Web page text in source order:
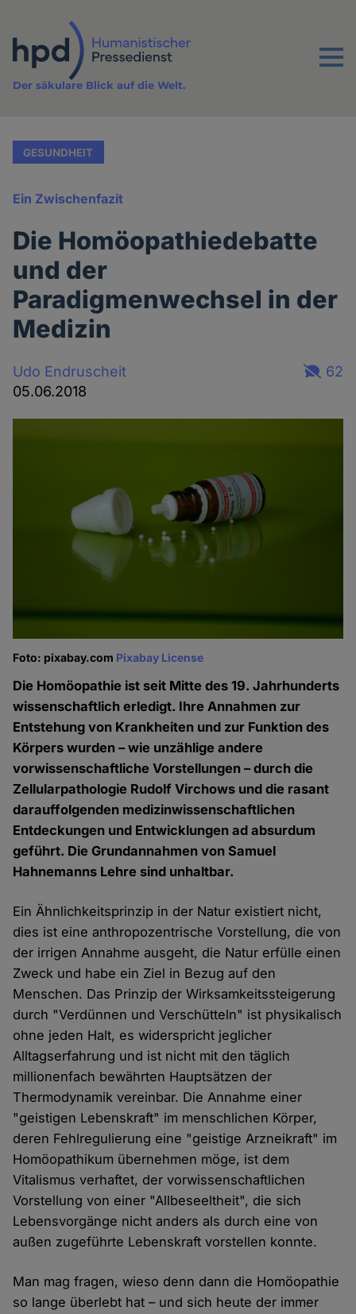
Inhalt
Menu
Der säkulare Blick auf die Welt.
GESUNDHEIT
Ein Zwischenfazit
Die Homöopathiedebatte
und der
Paradigmenwechsel in der
Medizin
Udo Endruscheit
05.06.2018
62
Foto: pixabay.com Pixabay License
Die Homöopathie ist seit Mitte des 19. Jahrhunderts
wissenschaftlich erledigt. Ihre Annahmen zur
Entstehung von Krankheiten und zur Funktion des
Körpers wurden – wie unzählige andere
vorwissenschaftliche Vorstellungen – durch die
Zellularpathologie Rudolf Virchows und die rasant
darauffolgenden medizinwissenschaftlichen
Entdeckungen und Entwicklungen ad absurdum
geführt. Die Grundannahmen von Samuel
Hahnemanns Lehre sind unhaltbar.
Ein Ähnlichkeitsprinzip in der Natur existiert nicht,
dies ist eine anthropozentrische Vorstellung, die von
der irrigen Annahme ausgeht, die Natur erfülle einen
Zweck und habe ein Ziel in Bezug auf den
Menschen. Das Prinzip der Wirksamkeitssteigerung
durch "Verdünnen und Verschütteln" ist physikalisch
ohne jeden Halt, es widerspricht jeglicher
Alltagserfahrung und ist nicht mit den täglich
millionenfach bewährten Hauptsätzen der
Thermodynamik vereinbar. Die Annahme einer
"geistigen Lebenskraft" im menschlichen Körper,
deren Fehlregulierung eine "geistige Arzneikraft" im
Homöopathikum übernehmen möge, ist dem
Vitalismus verhaftet, der vorwissenschaftlichen
Vorstellung von einer "Allbeseeltheit", die sich
Lebensvorgänge nicht anders als durch eine von
außen zugeführte Lebenskraft vorstellen konnte.
Man mag fragen, wieso denn dann die Homöopathie
so lange überlebt hat – und sich heute der immer